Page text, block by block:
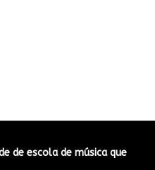
de escola de música que